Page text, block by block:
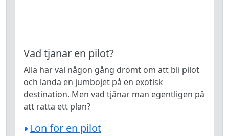
Vad tjänar en pilot?
Alla har väl någon gång drömt om att bli pilot
och landa en jumbojet på en exotisk
destination. Men vad tjänar man egentligen på
att ratta ett plan?
Lön för en pilot